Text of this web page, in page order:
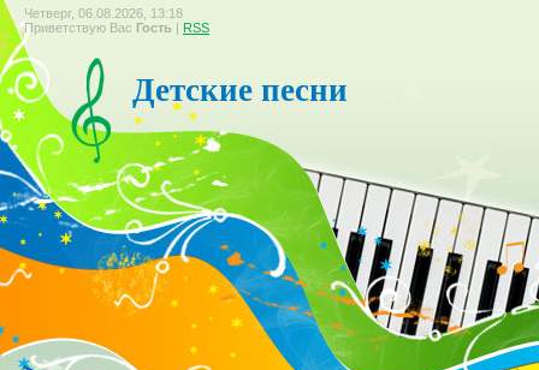
Четверг, 06.08.2026, 13:18
Приветствую Вас Гость | RSS
Детские песни